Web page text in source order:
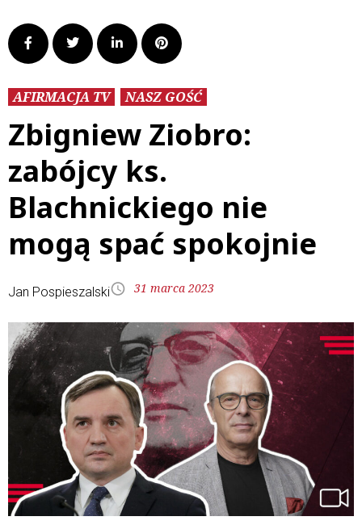
AFIRMACJA TV NASZ GOŚĆ
Zbigniew Ziobro:
zabójcy ks.
Blachnickiego nie
mogą spać spokojnie
Jan Pospieszalski 31 marca 2023